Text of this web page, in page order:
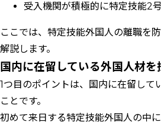
受入機関が積極的に特定技能2
ここでは、特定技能外国人の離職を
解説します。
国内に在留している外国人材を
1つ目のポイントは、国内に在留して
ことです。
初めて来日する特定技能外国人の中